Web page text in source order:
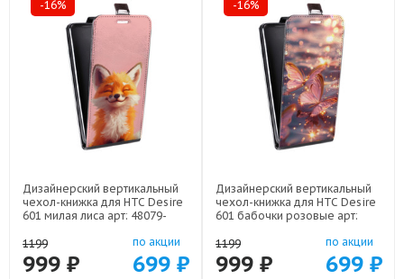
-16%
Дизайнерский вертикальный
чехол-книжка для HTC Desire
601 милая лиса арт: 48079-
1199
999 ₽
по акции
699 ₽
-16%
Дизайнерский вертикальный
чехол-книжка для HTC Desire
601 бабочки розовые арт:
1199
999 ₽
по акции
699 ₽